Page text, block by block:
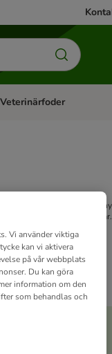
category menu: Häst
Veterinärfoder
på kött och har en låg
med allvarliga
Vi använder viktiga
kan vi aktivera
på vår webbplats
Du kan göra
information om den
som behandlas och